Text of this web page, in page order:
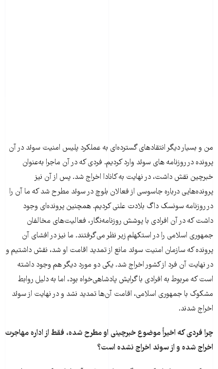
من و بسیار دیگر انتقادهای گسترده‌ای به عملکرد پلیس امنیت سوئد در آن
پرونده در روزنامه های سوئد وارد کردیم. فردی که در آن ماجرا به‌عنوان
خبرچین نقش داشت، در نهایت به کانادا اخراج شد. پس از آن نیز
پرونده‌هایی درباره جاسوسی از فعالان بلوچ در سوئد مطرح شد که ما آن را
در روزنامه سونسک داگ بلادت علنی کردیم. همچنین پرونده‌ای وجود
داشت که در آن افرادی با پوشش روزنامه‌نگار، فعالیت‌های مخالفان
جمهوری اسلامی را در استکهلم زیر نظر می‌گرفتند. ما نیز در افشای آن
پرونده که سازمان امنیت سوئد مانع از تمدید اقامت او شد، نقش داشتیم و
در نهایت آن فرد از کشور اخراج شد. یکی دو مورد دیگر هم وجود داشته
است که مربوط به افرادی با گرایش پادشاهی‌خواه بود، اما به دلیل روابط
مشکوک با جمهوری اسلامی، اقامت آن‌ها تمدید نشد و در نهایت از سوئد
اخراج شدند.
چرا فردی که اخیراً موضوع خبرچینی او مطرح شده، فقط از اداره مهاجرت
اخراج شده و از سوئد اخراج نشده است؟